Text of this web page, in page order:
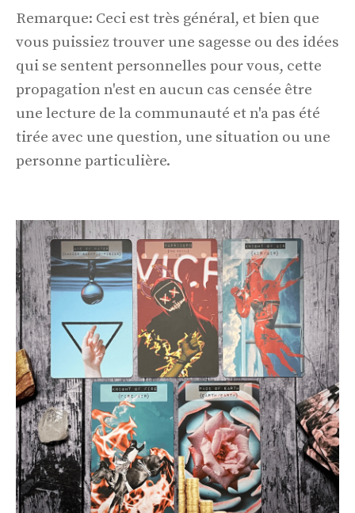
Remarque: Ceci est très général, et bien que
vous puissiez trouver une sagesse ou des idées
qui se sentent personnelles pour vous, cette
propagation n'est en aucun cas censée être
une lecture de la communauté et n'a pas été
tirée avec une question, une situation ou une
personne particulière.